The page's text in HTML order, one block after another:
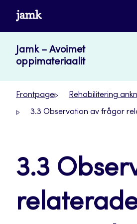
Skip
content
www.jamk.fi
Jamk – Avoimet
oppimateriaalit
Frontpage Rehabilitering
3.3 Observation av frågor
3.3